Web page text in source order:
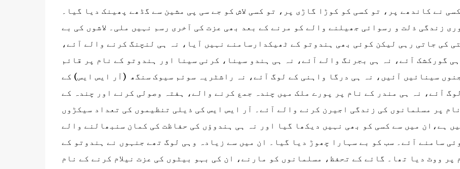
کسی نے کاندھے پر، تو کسی کو کوڑا گاڑی پر، تو کسی لاش کو جے سی پی مشین سے گڈھے پھینک دیا گیا۔
زندگی ذلت و رسوائی جھیلنے والے کو مرنے کے بعد بھی عزت کی آخری رسم نہیں ملی۔ لاشوں کی بے
کی جاتی رہی لیکن کوئی بھی ہندوتو کے ٹھیکدارسامنے نہیں آیا، نہ ہی لنچنگ کرنے والے آئے،
ہی گورکشک آئے، نہ ہی بجرنگ والے آئے، نہ ہی ہندو سینا، کرنی سینا اور ہندوتو کے نام پر قائم
سینائیں آئیں، نہ ہی درگا واہنی کے لوگ آئے، نہ راشٹریہ سوئم سیوک سنگھ (آر ایس ایس) کے
لوگ آئے، نہ ہی مندر کے نام پر پورے ملک میں چندہ جمع کرنے والے، ہفتہ وصولی کرنے اور چندہ کے
نام پر مسلمانوں کی زندگی اجیرن کرنے والے آئے۔ آر ایس ایس کی ذیلی تنظیموں کی تعداد سیکڑوں
ہے،ان میں سے کسی کو بھی نہیں دیکھا گیا اور نہ ہی ہندوؤں کی حفاظت کی کمان سنبھالنے والے
سامنے آئے۔ سب کو بے سہارا چھوڑ دیا گیا۔ ان میں سے زیادہ وہی لوگ تھے جنہوں نے ہندوتو کے
پر ووٹ دیا تھا۔ گائے کے تحفظ، مسلمانوں کو مارنے، ان کی بہو بیٹوں کی عزت نیلام کرنے کے نام